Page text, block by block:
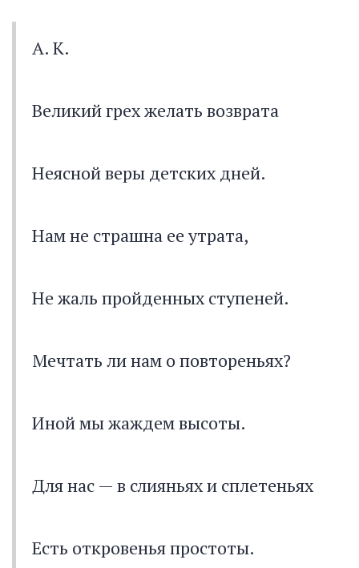
А. К.
Великий грех желать возврата
Неясной веры детских дней.
Нам не страшна ее утрата,
Не жаль пройденных ступеней.
Мечтать ли нам о повтореньях?
Иной мы жаждем высоты.
Для нас — в слияньях и сплетеньях
Есть откровенья простоты.